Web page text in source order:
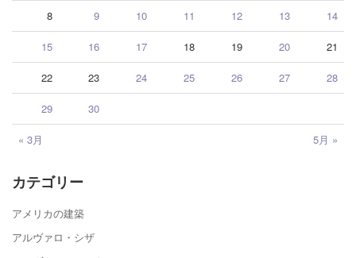
« 3月 5月 »
8 9 10 11 12 13 14
15 16 17 18 19 20 21
22 23 24 25 26 27 28
29 30
カテゴリー
アメリカの建築
アルヴァロ・シザ